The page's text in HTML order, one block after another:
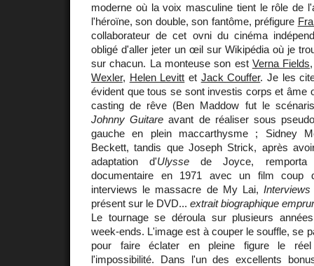
moderne où la voix masculine tient le rôle de
l'héroïne, son double, son fantôme, préfigure
collaborateur de cet ovni du cinéma
obligé d'aller jeter un œil sur Wikipédia où je
sur chacun. La monteuse son est Verna Fields
Wexler, Helen Levitt et Jack Couffer. Je les
évident que tous se sont investis corps et âme
casting de rêve (Ben Maddow fut le
Johnny Guitare avant de réaliser sous
gauche en plein maccarthysme ; Sidney
Beckett, tandis que Joseph Strick, après
adaptation d'Ulysse de Joyce, remporta
documentaire en 1971 avec un film coup
interviews le massacre de My Lai,
présent sur le DVD... extrait biographique
Le tournage se déroula sur plusieurs
week-ends. L'image est à couper le souffle, se
pour faire éclater en pleine figure le réel
l'impossibilité. Dans l'un des excellents